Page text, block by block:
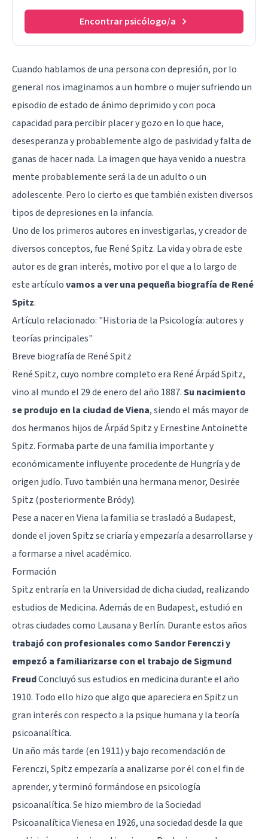
Encontrar psicólogo/a
Cuando hablamos de una persona con depresión, por lo
general nos imaginamos a un hombre o mujer sufriendo un
episodio de estado de ánimo deprimido y con poca
capacidad para percibir placer y gozo en lo que hace,
desesperanza y probablemente algo de pasividad y falta de
ganas de hacer nada. La imagen que haya venido a nuestra
mente probablemente será la de un adulto o un
adolescente. Pero lo cierto es que también existen diversos
tipos de depresiones en la infancia.
Uno de los primeros autores en investigarlas, y creador de
diversos conceptos, fue René Spitz. La vida y obra de este
autor es de gran interés, motivo por el que a lo largo de
este artículovamos a ver una pequeña biografía de René
Spitz.
Artículo relacionado: "Historia de la Psicología: autores y
teorías principales"
Breve biografía de René Spitz
René Spitz, cuyo nombre completo era René Árpád Spitz,
vino al mundo el 29 de enero del año 1887.Su nacimiento
se produjo en la ciudad de Viena, siendo el más mayor de
dos hermanos hijos de Árpád Spitz y Ernestine Antoinette
Spitz. Formaba parte de una familia importante y
económicamente influyente procedente de Hungría y de
origen judío. Tuvo también una hermana menor, Desirée
Spitz (posteriormente Bródy).
Pese a nacer en Viena la familia se trasladó a Budapest,
donde el joven Spitz se criaría y empezaría a desarrollarse y
a formarse a nivel académico.
Formación
Spitz entraría en la Universidad de dicha ciudad, realizando
estudios de Medicina. Además de en Budapest, estudió en
otras ciudades como Lausana y Berlín. Durante estos años
trabajó con profesionales como Sandor Ferenczi y
empezó a familiarizarse con el trabajo de Sigmund
FreudConcluyó sus estudios en medicina durante el año
1910. Todo ello hizo que algo que apareciera en Spitz un
gran interés con respecto a la psique humana y la teoría
psicoanalítica.
Un año más tarde (en 1911) y bajo recomendación de
Ferenczi, Spitz empezaría a analizarse por él con el fin de
aprender, y terminó formándose en psicología
psicoanalítica. Se hizo miembro de la Sociedad
Psicoanalítica Vienesa en 1926, una sociedad desde la que